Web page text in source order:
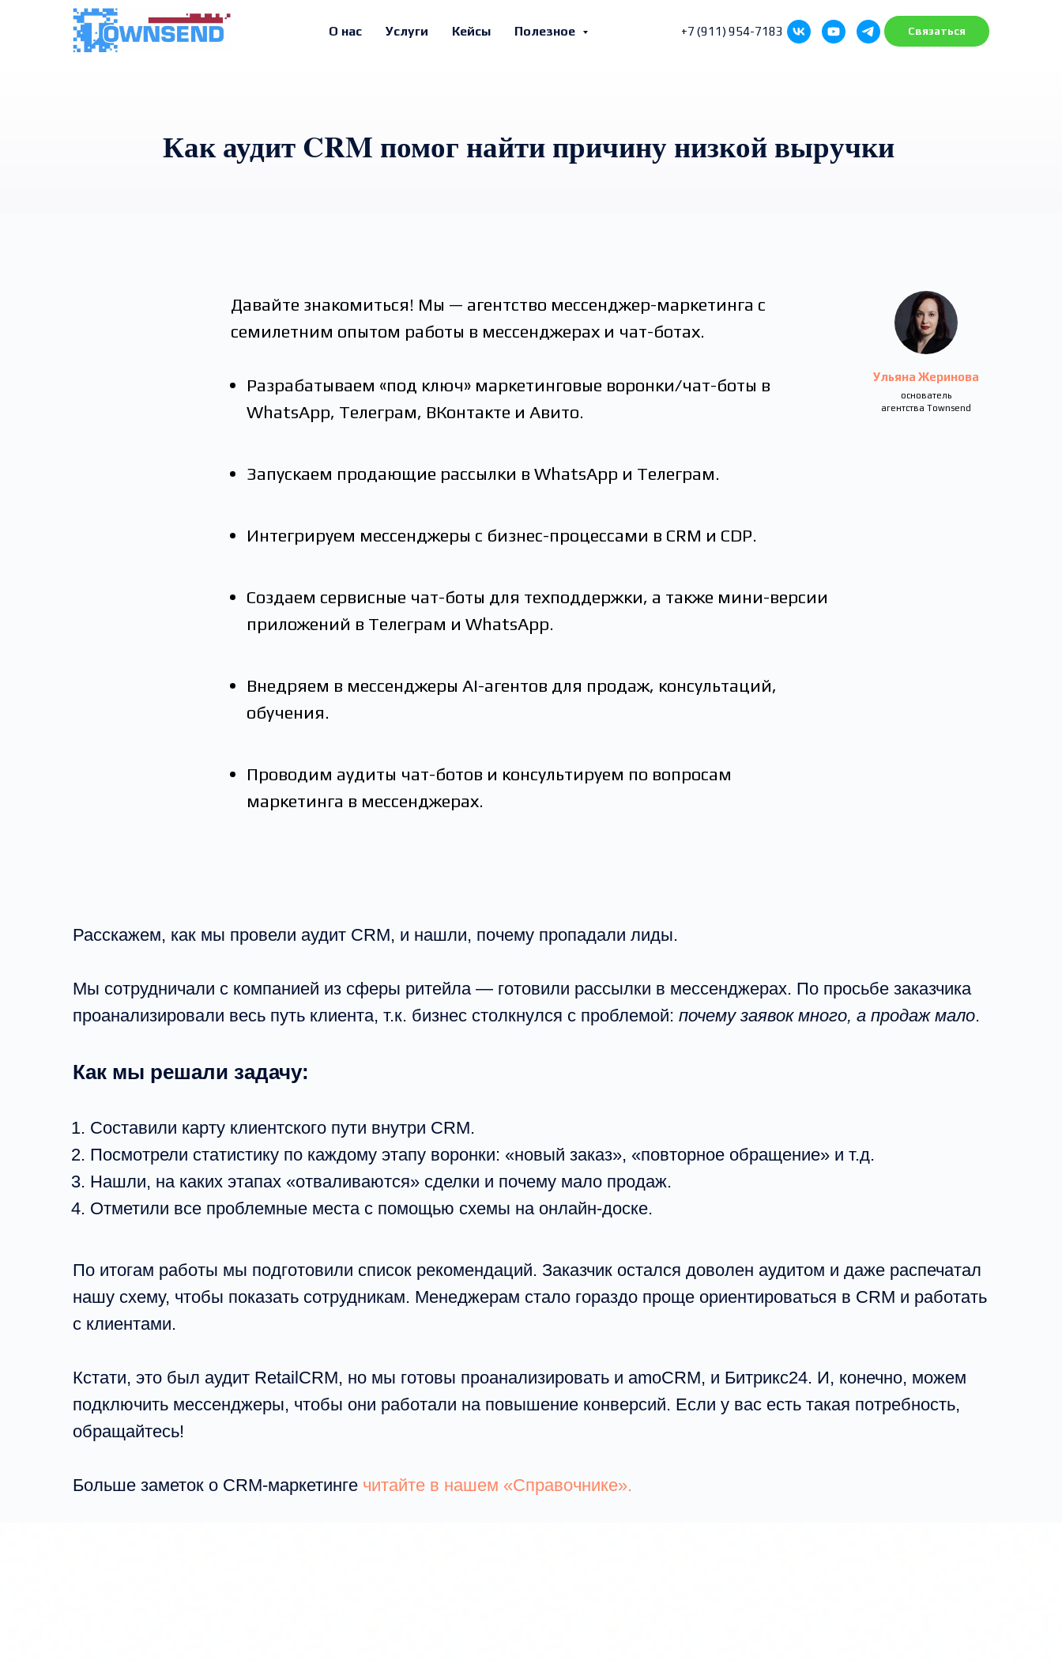
О нас Услуги Кейсы Полезное +7 (911) 954-7183 Связаться
Как аудит CRM помог найти причину низкой выручки
Давайте знакомиться! Мы — агентство мессенджер-маркетинга с
семилетним опытом работы в мессенджерах и чат-ботах.
Разрабатываем «под ключ» маркетинговые воронки/чат-боты в
WhatsApp, Телеграм, ВКонтакте и Авито.
Запускаем продающие рассылки в WhatsApp и Телеграм.
Интегрируем мессенджеры с бизнес-процессами в CRM и СDP.
Создаем сервисные чат-боты для техподдержки, а также мини-версии
приложений в Телеграм и WhatsApp.
Внедряем в мессенджеры AI-агентов для продаж, консультаций,
обучения.
Проводим аудиты чат-ботов и консультируем по вопросам
маркетинга в мессенджерах.
Ульяна Жеринова
основатель
агентства Townsend
Расскажем, как мы провели аудит CRM, и нашли, почему пропадали лиды.
Мы сотрудничали с компанией из сферы ритейла — готовили рассылки в мессенджерах. По просьбе заказчика
проанализировали весь путь клиента, т.к. бизнес столкнулся с проблемой: почему заявок много, а продаж мало.
Как мы решали задачу:
Составили карту клиентского пути внутри CRM.
Посмотрели статистику по каждому этапу воронки: «новый заказ», «повторное обращение» и т.д.
Нашли, на каких этапах «отваливаются» сделки и почему мало продаж.
Отметили все проблемные места с помощью схемы на онлайн-доске.
По итогам работы мы подготовили список рекомендаций. Заказчик остался доволен аудитом и даже распечатал
нашу схему, чтобы показать сотрудникам. Менеджерам стало гораздо проще ориентироваться в CRM и работать
с клиентами.
Кстати, это был аудит RetailCRM, но мы готовы проанализировать и amoCRM, и Битрикс24. И, конечно, можем
подключить мессенджеры, чтобы они работали на повышение конверсий. Если у вас есть такая потребность,
обращайтесь!
Больше заметок о CRM-маркетинге читайте в нашем «Справочнике».